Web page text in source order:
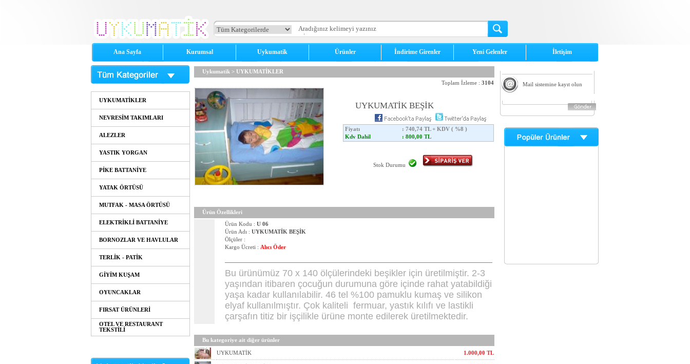
Ana Sayfa Kurumsal Uykumatik Ürünler İndirime Girenler Yeni Gelenler İletişim
UYKUMATİKLER
NEVRESİM TAKIMLARI
ALEZLER
YASTIK YORGAN
PİKE BATTANİYE
YATAK ÖRTÜSÜ
MUTFAK - MASA ÖRTÜSÜ
ELEKTRİKLİ BATTANİYE
BORNOZLAR VE HAVLULAR
TERLİK - PATİK
GİYİM KUŞAM
OYUNCAKLAR
FIRSAT ÜRÜNLERİ
OTEL VE RESTAURANT
TEKSTİLİ
Uykumatik > UYKUMATİKLER
Toplam İzleme : 3104
UYKUMATİK BEŞİK
Fiyatı
: 740,74 TL + KDV ( %8 )
Kdv Dahil
: 800,00 TL
Stok Durumu
Ürün Özellikleri
Ürün Kodu : U 06
Ürün Adı : UYKUMATİK BEŞİK
Ölçüler :
Kargo Ücreti : Alıcı Öder
Bu ürünümüz 70 x 140 ölçülerindeki beşikler için üretilmiştir. 2-3
yaşından itibaren çocuğun durumuna göre içinde rahat yatabildiği
yaşa kadar kullanılabilir. 46 tel %100 pamuklu kumaş ve silikon
elyaf kullanılmıştır. Çok kaliteli fermuar, yastık kılıfı ve lastikli
çarşafın titiz bir işçilikle ürüne monte edilerek üretilmektedir.
Bu kategoriye ait diğer ürünler
UYKUMATİK 1.000,00 TL
Mail sistemine kayıt olun